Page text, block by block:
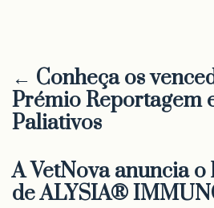
← Conheça os
Prémio Reportagem
Paliativos
A VetNova anuncia
de ALYSIA®